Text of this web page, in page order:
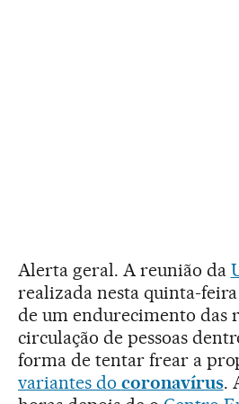
Alerta geral. A reunião da
realizada nesta quinta-
de um endurecimento das
circulação de pessoas
forma de tentar frear a
variantes do coronavírus.